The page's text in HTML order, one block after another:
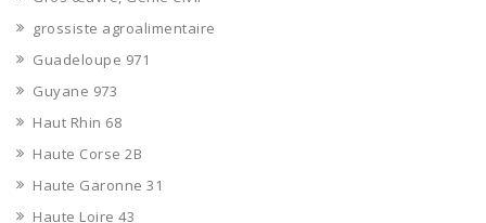
grossiste agroalimentaire
Guadeloupe 971
Guyane 973
Haut Rhin 68
Haute Corse 2B
Haute Garonne 31
Haute Loire 43